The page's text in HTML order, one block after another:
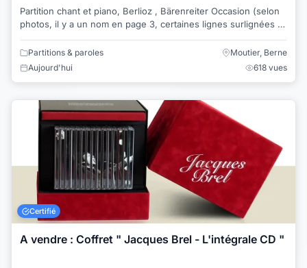
Partition chant et piano, Berlioz , Bärenreiter Occasion (selon
photos, il y a un nom en page 3, certaines lignes surlignées et
Partitions & paroles
Moutier, Berne
Aujourd'hui
618 vues
Certifié
A vendre : Coffret " Jacques Brel - L'intégrale CD "